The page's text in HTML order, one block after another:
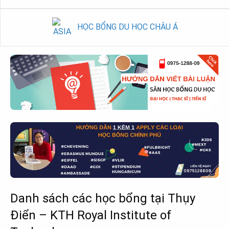
HỌC BỔNG DU HỌC CHÂU Á
Danh sách các học bổng tại Thụy
Điển – KTH Royal Institute of